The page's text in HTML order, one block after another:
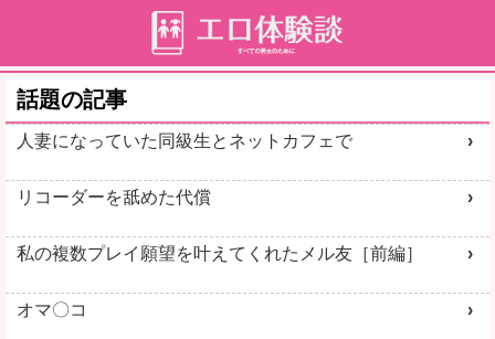
話題の記事
人妻になっていた同級生とネットカフェで
リコーダーを舐めた代償
私の複数プレイ願望を叶えてくれたメル友［前編］
オマ〇コ